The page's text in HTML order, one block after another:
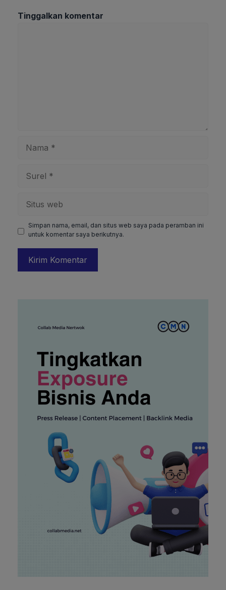
Tinggalkan komentar
web
Simpan nama, email, dan situs web saya pada peramban ini
untuk komentar saya berikutnya.